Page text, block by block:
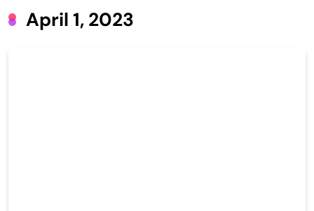
April 1, 2023